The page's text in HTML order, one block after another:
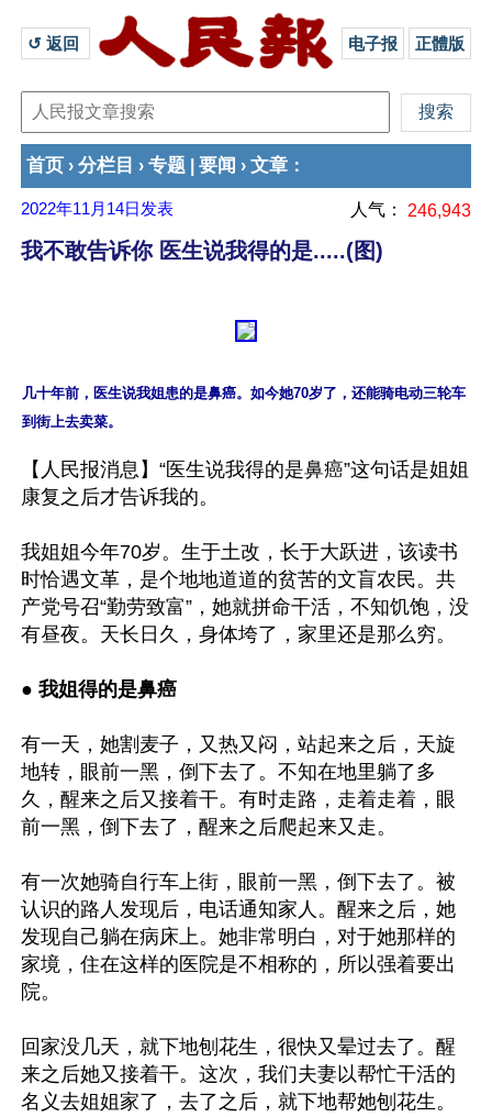
↺ 返回 电子报 正體版
首页 › 分栏目 › 专题 要闻 › 文章 ：
2022年11月14日 发表 人气： 246,943
我不敢告诉你 医生说我得的是.....(图)
几十年前，医生说我姐患的是鼻癌。如今她70岁了，还能骑电动三轮车
【人民报消息】“医生说我得的是鼻癌”这句话是姐姐
康复之后才告诉我的。
我姐姐今年70岁。生于土改，长于大跃进，该读书
时恰遇文革，是个地地道道的贫苦的文盲农民。共
产党号召“勤劳致富”，她就拼命干活，不知饥饱，没
有昼夜。天长日久，身体垮了，家里还是那么穷。
● 我姐得的是鼻癌
有一天，她割麦子，又热又闷，站起来之后，天旋
地转，眼前一黑，倒下去了。不知在地里躺了多
久，醒来之后又接着干。有时走路，走着走着，眼
前一黑，倒下去了，醒来之后爬起来又走。
有一次她骑自行车上街，眼前一黑，倒下去了。被
认识的路人发现后，电话通知家人。醒来之后，她
发现自己躺在病床上。她非常明白，对于她那样的
家境，住在这样的医院是不相称的，所以强着要出
院。
回家没几天，就下地刨花生，很快又晕过去了。醒
来之后她又接着干。这次，我们夫妻以帮忙干活的
名义去姐姐家了，去了之后，就下地帮她刨花生。